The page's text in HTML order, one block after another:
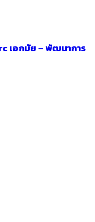
เอกมัย – พัฒนาการ